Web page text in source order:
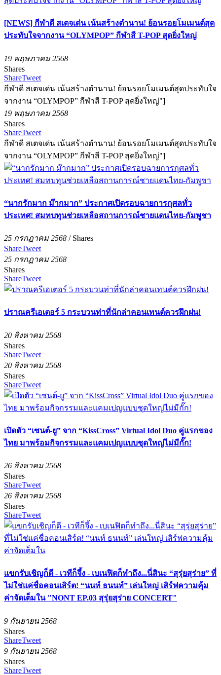
[NEWS] กีฬาดี สเตจเด่น เน้นสร้างตำนาน! ย้อนรอยโมเมนต์สุด
ประทับใจจากงาน “OLYMPOP” กีฬาสี T-POP สุดยิ่งใหญ่
19 พฤษภาคม 2568
Shares
ShareTweet
กีฬาดี สเตจเด่น เน้นสร้างตำนาน! ย้อนรอยโมเมนต์สุดประทับใจ
จากงาน “OLYMPOP” กีฬาสี T-POP สุดยิ่งใหญ่"]
19 พฤษภาคม 2568
Shares
ShareTweet
กีฬาดี สเตจเด่น เน้นสร้างตำนาน! ย้อนรอยโมเมนต์สุดประทับใจ
จากงาน “OLYMPOP” กีฬาสี T-POP สุดยิ่งใหญ่"]
“นากรักมาก ม๊ากมาก” ประกาศเปิดรอบฉายการกุศลทั่ว
ประเทศ! สมทบทุนช่วยเหลือสถานการณ์ชายแดนไทย-กัมพูชา
25 กรกฏาคม 2568 / Shares
ShareTweet
25 กรกฏาคม 2568
Shares
ShareTweet
ปราณครีเอเตอร์ 5 กระบวนท่าที่นักล่าคอนเทนต์ควรฝึกฝน!
20 สิงหาคม 2568
Shares
ShareTweet
20 สิงหาคม 2568
Shares
ShareTweet
เปิดตัว “เซนต์-ยู” จาก “KissCross” Virtual Idol Duo คู่แรกของ
ไทย มาพร้อมกิจกรรมและแคมเปญแบบชุดใหญ่ไม่มีกั๊ก!
26 สิงหาคม 2568
Shares
ShareTweet
26 สิงหาคม 2568
Shares
ShareTweet
แขกรับเชิญก็ดี - เวทีก็จึ้ง - เบเนฟิตก็ทำถึง...นี่สินะ “สุรุ่ยสุร่าย” ที่
ไม่ใช่แค่ชื่อคอนเสิร์ต! “นนท์ ธนนท์” เล่นใหญ่ เสิร์ฟความคุ้ม
ค่าจัดเต็มใน "NONT EP.03 สุรุ่ยสุร่าย CONCERT"
9 กันยายน 2568
Shares
ShareTweet
9 กันยายน 2568
Shares
ShareTweet